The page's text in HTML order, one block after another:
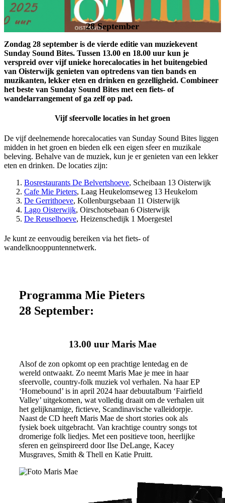
28 September
Zondag 28 september is de vierde editie van muziekevent
Sunday Sound Bites. Tussen 13.00 en 18.00 uur kun je
verspreid over vijf unieke horecalocaties in het buitengebied
van Oisterwijk genieten van optredens van tien bands en
muzikanten, lekker eten en drinken en gezelligheid. Combineer
het beste van Sunday Sound Bites met een fiets- of
wandelarrangement of ga zelf op pad.
Vijf sfeervolle locaties in het groen
De vijf deelnemende horecalocaties van Sunday Sound Bites liggen
midden in het groen en bieden elk een eigen sfeer en muzikale
beleving. Behalve van de muziek, kun je er genieten van een lekker
eten en drinken. De locaties zijn:
Bosrestaurants De Belvertshoeve, Scheibaan 13 Oisterwijk
Cafe Mie Pieters, Laag Heukelomseweg 13 Heukelom
De Gerrithoeve, Kollenburgsebaan 11 Oisterwijk
Lago Oisterwijk, Oirschotsebaan 6 Oisterwijk
De Reuselhoeve, Heizenschedijk 1 Moergestel
Je kunt ze eenvoudig bereiken via het fiets- of
wandelknooppuntennetwerk.
Programma Mie Pieters
28 September​:
13.00 uur Maris Mae
Alsof de zon opkomt op een prachtige lentedag en de
wereld ontwaakt. Zo neemt Maris Mae je mee in haar
sfeervolle, country-folk muziek vol verhalen. Na haar EP
‘Homebound’ is in april 2024 haar debuutalbum ‘Fairfield
Valley’ uitgekomen, wat volledig draait om de verhalen uit
het gelijknamige, fictieve, Scandinavische valleidorpje.
Naast de CD heeft Maris Mae de short stories ook als
fysiek boek uitgebracht. Van krachtige country songs tot
dromerige folk liedjes. Met een positieve toon, heerlijke
sferen en geïnspireerd door Ilse DeLange, Kacey
Musgraves, Smith & Thell en Katie Pruitt.